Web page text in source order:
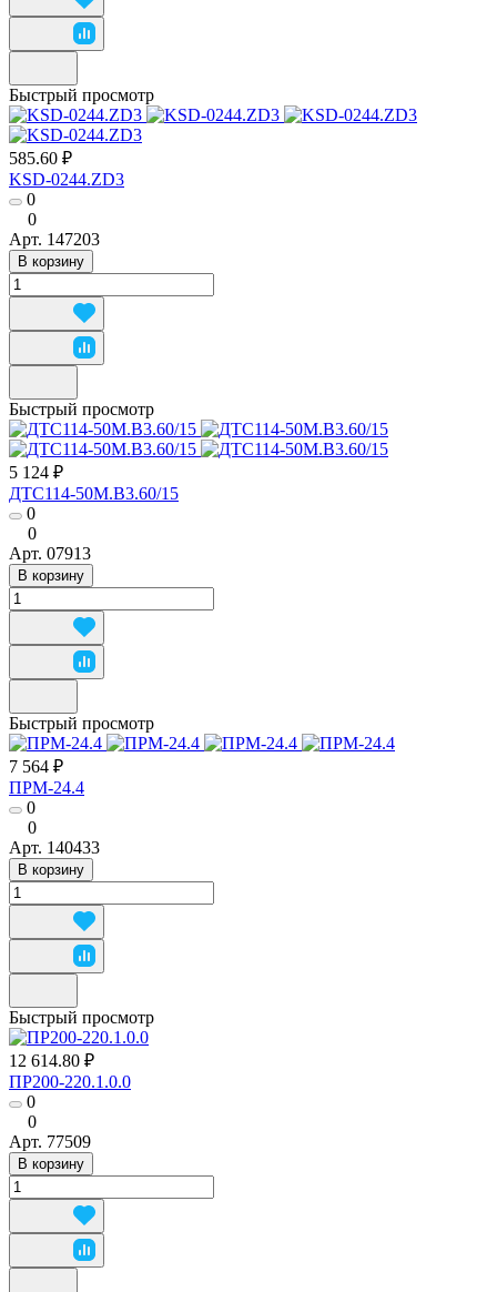
Быстрый просмотр
585.60 ₽
KSD-0244.ZD3
0
0
Арт. 147203
В корзину
Быстрый просмотр
5 124 ₽
ДТС114-50М.В3.60/15
0
0
Арт. 07913
В корзину
Быстрый просмотр
7 564 ₽
ПРМ-24.4
0
0
Арт. 140433
В корзину
Быстрый просмотр
12 614.80 ₽
ПР200-220.1.0.0
0
0
Арт. 77509
В корзину